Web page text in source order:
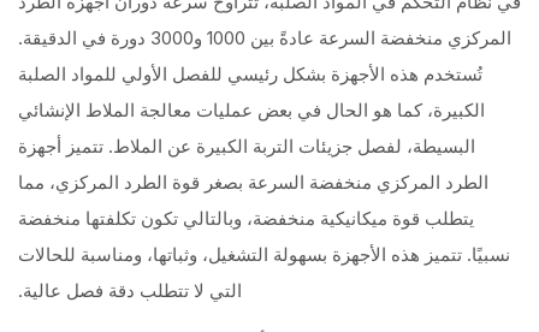
المركزي منخفضة السرعة عادةً بين 1000 و3000 دورة في الدقيقة.
تُستخدم هذه الأجهزة بشكل رئيسي للفصل الأولي للمواد الصلبة
الكبيرة، كما هو الحال في بعض عمليات معالجة الملاط الإنشائي
البسيطة، لفصل جزيئات التربة الكبيرة عن الملاط. تتميز أجهزة
الطرد المركزي منخفضة السرعة بصغر قوة الطرد المركزي، مما
يتطلب قوة ميكانيكية منخفضة، وبالتالي تكون تكلفتها منخفضة
نسبيًا. تتميز هذه الأجهزة بسهولة التشغيل، وثباتها، ومناسبة للحالات
التي لا تتطلب دقة فصل عالية.